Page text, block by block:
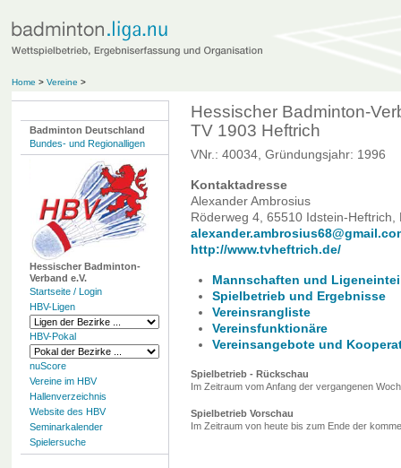
Home > Vereine >
Badminton Deutschland
Bundes- und Regionalligen
Hessischer Badminton-
Verband e.V.
Startseite / Login
HBV-Ligen
HBV-Pokal
nuScore
Vereine im HBV
Hallenverzeichnis
Website des HBV
Seminarkalender
Spielersuche
Hessischer Badminton-
TV 1903 Heftrich
VNr.: 40034, Gründungsjahr: 1996
Kontaktadresse
Alexander Ambrosius
Röderweg 4, 65510 Idstein-Heftrich,
http://www.tvheftrich.de/
Mannschaften und
Spielbetrieb und Ergebnisse
Vereinsrangliste
Vereinsfunktionäre
Vereinsangebote und
Spielbetrieb - Rückschau
Im Zeitraum vom Anfang der vergangenen
Spielbetrieb Vorschau
Im Zeitraum von heute bis zum Ende der